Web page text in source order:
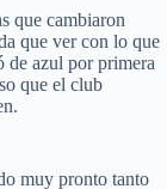
que cambiaron
que ver con lo que
de azul por primera
que el club
muy pronto tanto